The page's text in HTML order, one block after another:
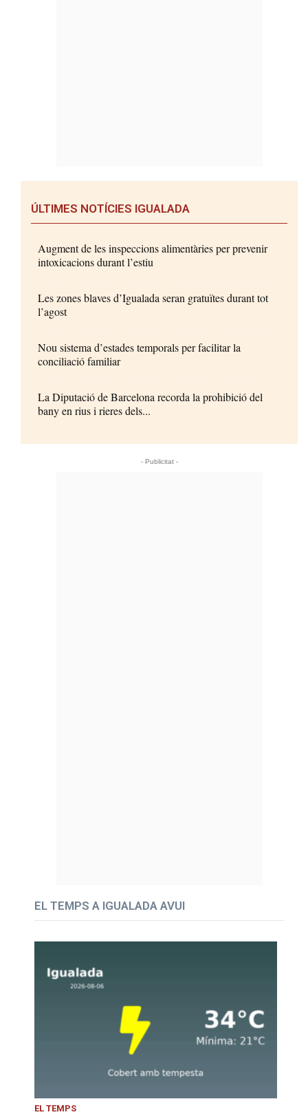
ÚLTIMES NOTÍCIES IGUALADA
Augment de les inspeccions alimentàries per prevenir
intoxicacions durant l’estiu
Les zones blaves d’Igualada seran gratuïtes durant tot
l’agost
Nou sistema d’estades temporals per facilitar la
conciliació familiar
La Diputació de Barcelona recorda la prohibició del
bany en rius i rieres dels...
- Publicitat -
EL TEMPS A IGUALADA AVUI
EL TEMPS